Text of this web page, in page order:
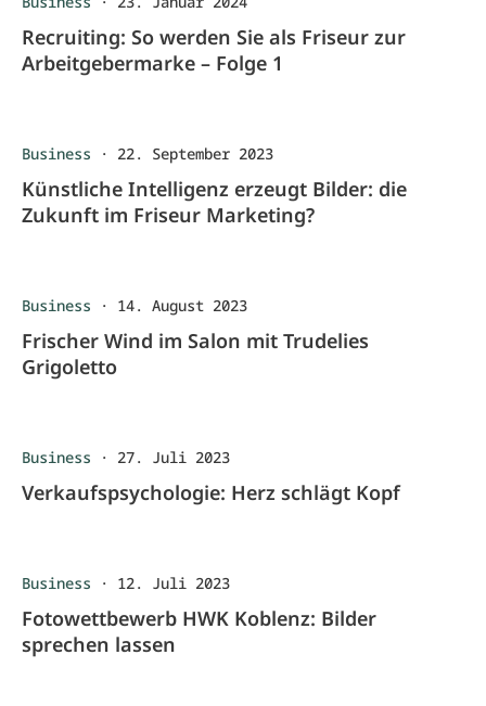
Recruiting: So werden Sie als Friseur zur
Arbeitgebermarke – Folge 1
Business · 22. September 2023
Künstliche Intelligenz erzeugt Bilder: die
Zukunft im Friseur Marketing?
Business · 14. August 2023
Frischer Wind im Salon mit Trudelies
Grigoletto
Business · 27. Juli 2023
Verkaufspsychologie: Herz schlägt Kopf
Business · 12. Juli 2023
Fotowettbewerb HWK Koblenz: Bilder
sprechen lassen